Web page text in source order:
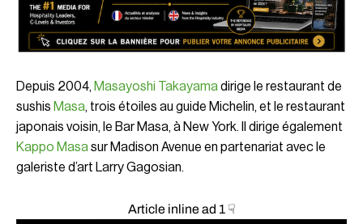
Depuis 2004, Masayoshi Takayamadirige le restaurant de
sushis Masa, trois étoiles au guide Michelin, et le restaurant
japonais voisin, le Bar Masa, à New York. Il dirige également
Kappo Masasur Madison Avenue en partenariat avec le
galeriste d’art Larry Gagosian.
Article inline ad 1 ☟